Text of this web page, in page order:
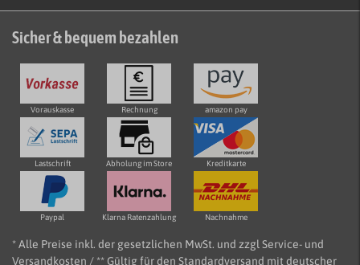
Sicher & bequem bezahlen
Vorauskasse Rechnung amazon pay
Lastschrift Abholung im Store Kreditkarte
Paypal Klarna Ratenzahlung Nachnahme
* Alle Preise inkl. der gesetzlichen MwSt. und zzgl Service- und
Versandkosten / ** Gültig für den Standardversand mit deutscher